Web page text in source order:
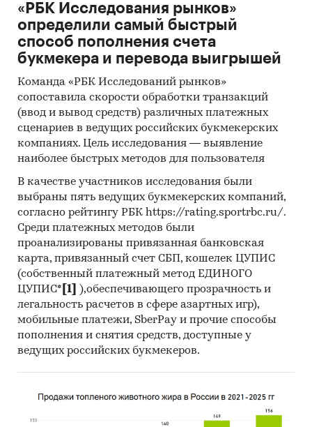
«РБК Исследования рынков»
определили самый быстрый
способ пополнения счета
букмекера и перевода выигрышей
Команда «РБК Исследований рынков»
сопоставила скорости обработки транзакций
(ввод и вывод средств) различных платежных
сценариев в ведущих российских букмекерских
компаниях. Цель исследования — выявление
наиболее быстрых методов для пользователя
В качестве участников исследования были
выбраны пять ведущих букмекерских компаний,
согласно рейтингу РБК https://rating.sportrbc.ru/.
Среди платежных методов были
проанализированы привязанная банковская
карта, привязанный счет СБП, кошелек ЦУПИС
(собственный платежный метод ЕДИНОГО
ЦУПИС* [1]
),обеспечивающего прозрачность и
легальность расчетов в сфере азартных игр),
мобильные платежи, SberPay и прочие способы
пополнения и снятия средств, доступные у
ведущих российских букмекеров.